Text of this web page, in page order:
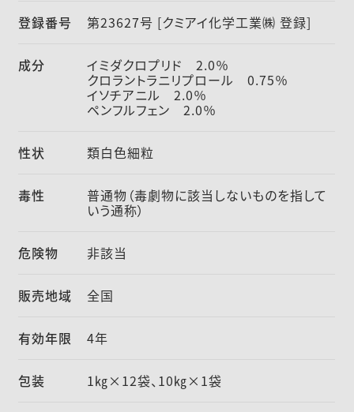
登録番号 第23627号 [クミアイ化学工業㈱ 登録]
成分 イミダクロプリド 2.0％
クロラントラニリプロール 0.75％
イソチアニル 2.0％
ペンフルフェン 2.0％
性状 類白色細粒
毒性 普通物（毒劇物に該当しないものを指して
いう通称）
危険物 非該当
販売地域 全国
有効年限 4年
包装 1㎏×12袋、10㎏×1袋